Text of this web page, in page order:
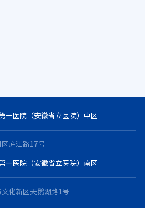
一医院（安徽省立医院）中区
庐江路17号
一医院（安徽省立医院）南区
化新区天鹅湖路1号